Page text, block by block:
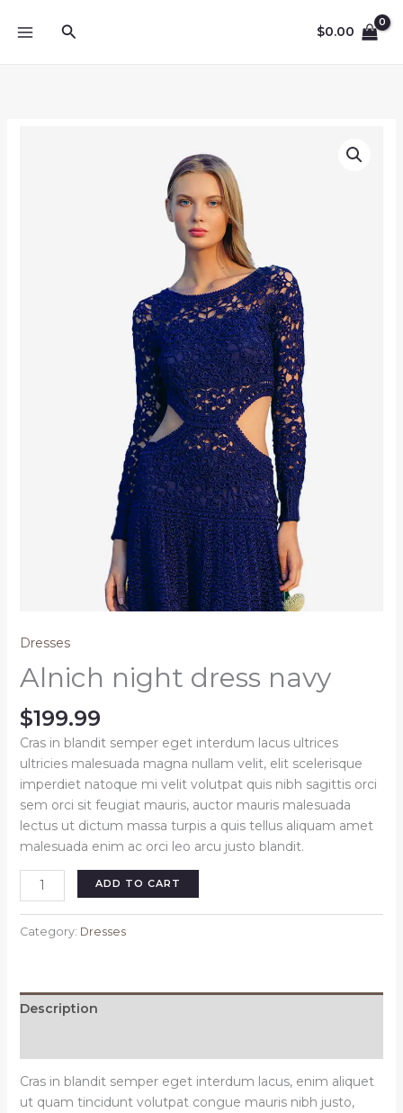
Search $0.00
Dresses
Alnich night dress navy
$199.99
Cras in blandit semper eget interdum lacus ultrices
ultricies malesuada magna nullam velit, elit scelerisque
imperdiet natoque mi velit volutpat quis nibh sagittis orci
sem orci sit feugiat mauris, auctor mauris malesuada
lectus ut dictum massa turpis a quis tellus aliquam amet
malesuada enim ac orci leo arcu justo blandit.
Alnich
night
dress
navy
ADD TO CART
Category: Dresses
Description
Cras in blandit semper eget interdum lacus, enim aliquet
ut quam tincidunt volutpat congue mauris nibh justo,